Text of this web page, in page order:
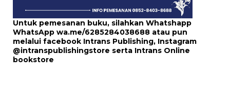
Untuk pemesanan buku, silahkan Whatshapp
WhatsApp wa.me/6285284038688 atau pun
melalui facebook Intrans Publishing, Instagram
@intranspublishingstore serta Intrans Online
bookstore